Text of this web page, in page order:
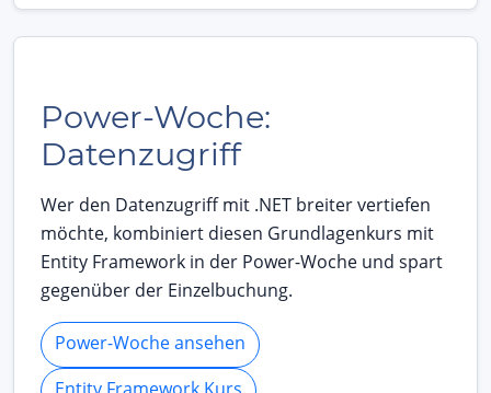
Power-Woche:
Datenzugriff
Wer den Datenzugriff mit .NET breiter vertiefen
möchte, kombiniert diesen Grundlagenkurs mit
Entity Framework in der Power-Woche und spart
gegenüber der Einzelbuchung.
Power-Woche ansehen